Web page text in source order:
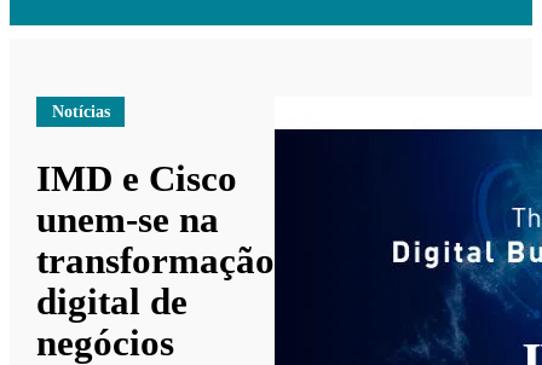
Notícias
IMD e Cisco
unem-se na
transformação
digital de
negócios